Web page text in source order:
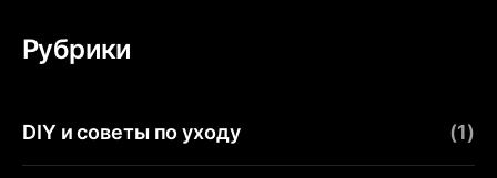
Рубрики
DIY и советы по уходу (1)